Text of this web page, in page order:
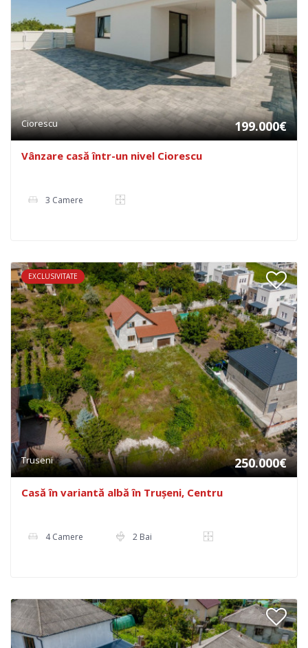
Ciorescu 199.000€
Vânzare casă într-un nivel Ciorescu
3 Camere
EXCLUSIVITATE
Truseni 250.000€
Casă în variantă albă în Trușeni, Centru
4 Camere 2 Bai